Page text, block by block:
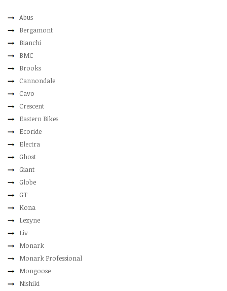
Abus
Bergamont
Bianchi
BMC
Brooks
Cannondale
Cavo
Crescent
Eastern Bikes
Ecoride
Electra
Ghost
Giant
Globe
GT
Kona
Lezyne
Liv
Monark
Monark Professional
Mongoose
Nishiki